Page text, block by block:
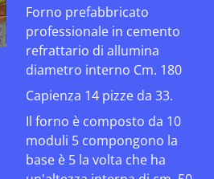
Forno prefabbricato
professionale in cemento
refrattario di allumina
diametro interno Cm. 180
Capienza 14 pizze da 33.
Il forno è composto da 10
moduli 5 compongono la
base è 5 la volta che ha